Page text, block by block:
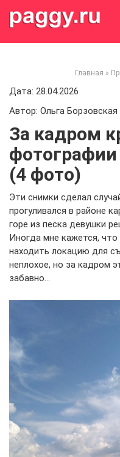
Главная »
Дата: 28.04.2026
Автор: Ольга Борзовская
За кадром
(4 фото)
Эти снимки сделал
прогуливался в районе
горе из песка девушки
Иногда мне кажется,
находить локацию для
неплохое, но за кадром
забавно…